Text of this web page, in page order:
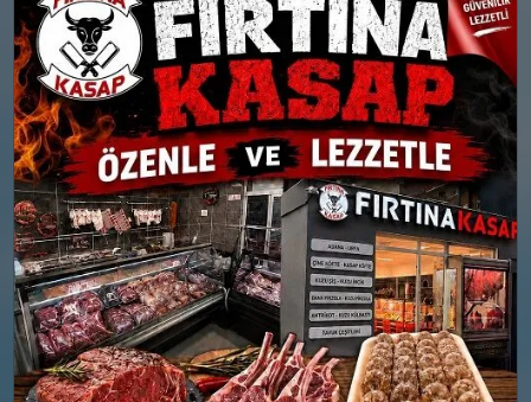
Nem: %82
Rüzgar: 11 km/h
Yağış Olasılığı: %89
Rüzgar: 18 km/h
Yağış Olasılığı: %84
26 MART
PERŞEMBE
6°
27 MART
CUMA
9°